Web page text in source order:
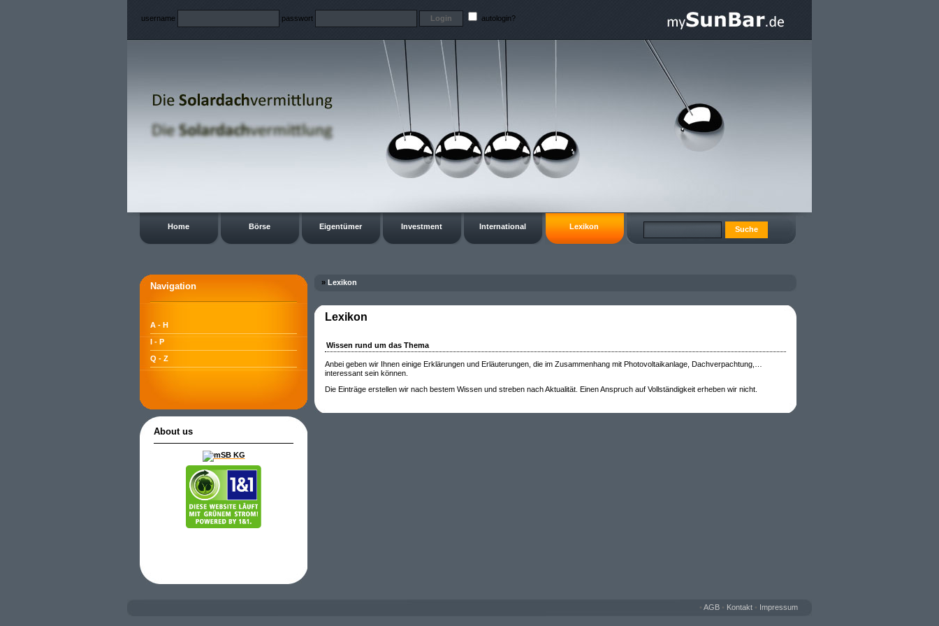
username passwort autologin?
Home Börse Eigentümer Investment International Lexikon
Navigation
A - H
I - P
Q - Z
About us
» Lexikon
Lexikon
Wissen rund um das Thema
Anbei geben wir Ihnen einige Erklärungen und Erläuterungen, die im Zusammenhang mit Photovoltaikanlage, Dachverpachtung,…
interessant sein können.
Die Einträge erstellen wir nach bestem Wissen und streben nach Aktualität. Einen Anspruch auf Vollständigkeit erheben wir nicht.
• AGB • Kontakt • Impressum